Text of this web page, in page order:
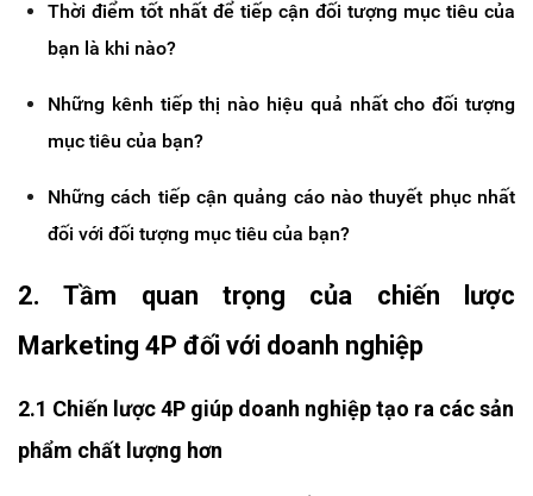
Thời điểm tốt nhất để tiếp cận đối tượng mục tiêu của
bạn là khi nào?
Những kênh tiếp thị nào hiệu quả nhất cho đối tượng
mục tiêu của bạn?
Những cách tiếp cận quảng cáo nào thuyết phục nhất
đối với đối tượng mục tiêu của bạn?
2. Tầm quan trọng của chiến lược
Marketing 4P đối với doanh nghiệp
2.1 Chiến lược 4P giúp doanh nghiệp tạo ra các sản
phẩm chất lượng hơn